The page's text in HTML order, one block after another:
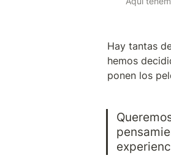
Hay tantas
hemos
ponen los